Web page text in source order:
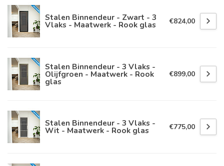
Stalen Binnendeur - Zwart - 3
Vlaks - Maatwerk - Rook glas €824,00
Stalen Binnendeur - 3 Vlaks -
Olijfgroen - Maatwerk - Rook
glas
€899,00
Stalen Binnendeur - 3 Vlaks -
Wit - Maatwerk - Rook glas €775,00